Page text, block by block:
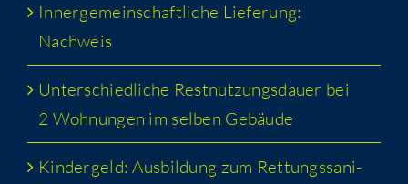
Inner­ge­mein­schaft­li­che Lie­fe­rung:
Nachweis
Unter­schied­li­che Rest­nut­zungs­dau­er bei
2 Woh­nun­gen im sel­ben Gebäude
Kin­der­geld: Aus­bil­dung zum Ret­tungs­sa­ni­